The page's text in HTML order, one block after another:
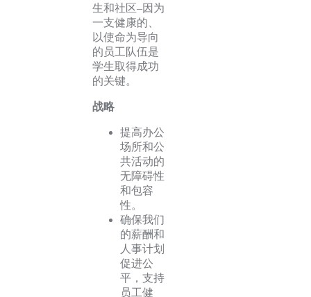
生和社区–因为
一支健康的、
以使命为导向
的员工队伍是
学生取得成功
的关键。
战略
提高办公
场所和公
共活动的
无障碍性
和包容
性。
确保我们
的薪酬和
人事计划
促进公
平，支持
员工健